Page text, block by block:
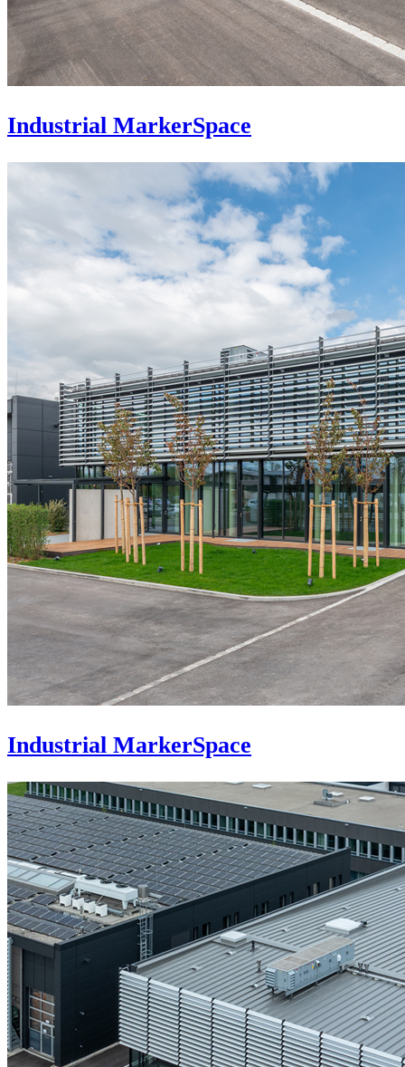
Industrial MarkerSpace
Industrial MarkerSpace